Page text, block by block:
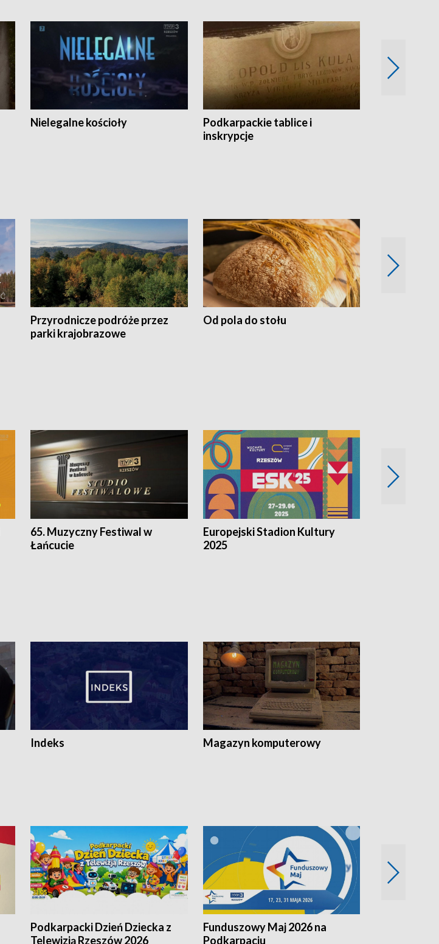
Nielegalne kościoły
Podkarpackie tablice i
inskrypcje
Przyrodnicze podróże przez
parki krajobrazowe
Od pola do stołu
65. Muzyczny Festiwal w
Łańcucie
Europejski Stadion Kultury
2025
Indeks Magazyn komputerowy
Podkarpacki Dzień Dziecka z
Telewizją Rzeszów 2026
Funduszowy Maj 2026 na
Podkarpaciu